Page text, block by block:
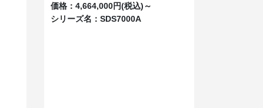
価格： 4,664,000円(税込)～
シリーズ名： SDS7000A